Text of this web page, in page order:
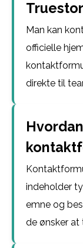
Man kan
officielle
direkte til
indeholder
emne og
de ønsker at